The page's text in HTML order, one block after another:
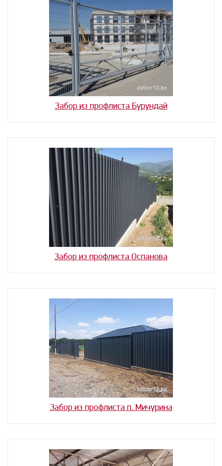
Забор из профлиста Бурундай
Забор из профлиста Оспанова
Забор из профлиста п. Мичурина